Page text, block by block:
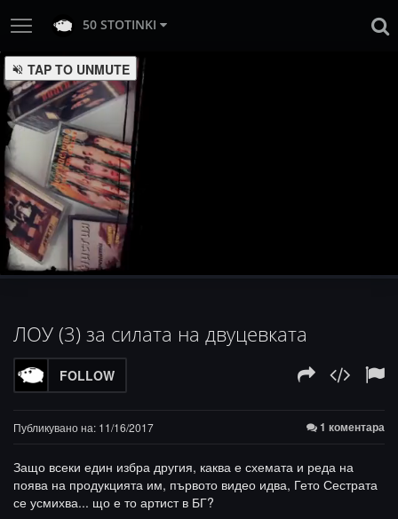
50 STOTINKI
Unmute Loaded :
0%
Progress:
0%
ЛОУ (3) за силата на двуцевката
FOLLOW
Публикувано на: 11/16/2017 1 коментара
Защо всеки един избра другия, каква е схемата и реда на
поява на продукцията им, първото видео идва, Гето Сестрата
се усмихва... що е то артист в БГ?